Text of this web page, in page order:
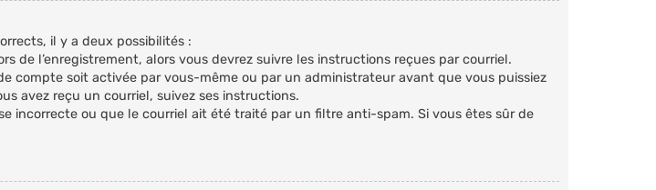
il y a deux possibilités :
de l’enregistrement, alors vous devrez suivre les instructions reçues par courriel.
soit activée par vous-même ou par un administrateur avant que vous puissiez
avez reçu un courriel, suivez ses instructions.
incorrecte ou que le courriel ait été traité par un filtre anti-spam. Si vous êtes sûr de